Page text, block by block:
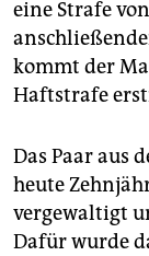
eine Strafe
kommt der
Haftstrafe
Das Paar aus
heute
vergewaltigt
Dafür wurde